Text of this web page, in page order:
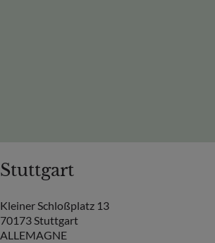
Stuttgart
Kleiner Schloßplatz 13
70173 Stuttgart
ALLEMAGNE